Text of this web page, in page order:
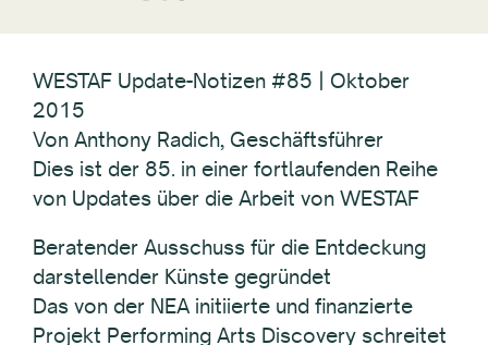
WESTAF Update-Notizen #85 | Oktober
2015
Von Anthony Radich, Geschäftsführer
Dies ist der 85. in einer fortlaufenden Reihe
von Updates über die Arbeit von WESTAF
Beratender Ausschuss für die Entdeckung
darstellender Künste gegründet
Das von der NEA initiierte und finanzierte
Projekt Performing Arts Discovery schreitet